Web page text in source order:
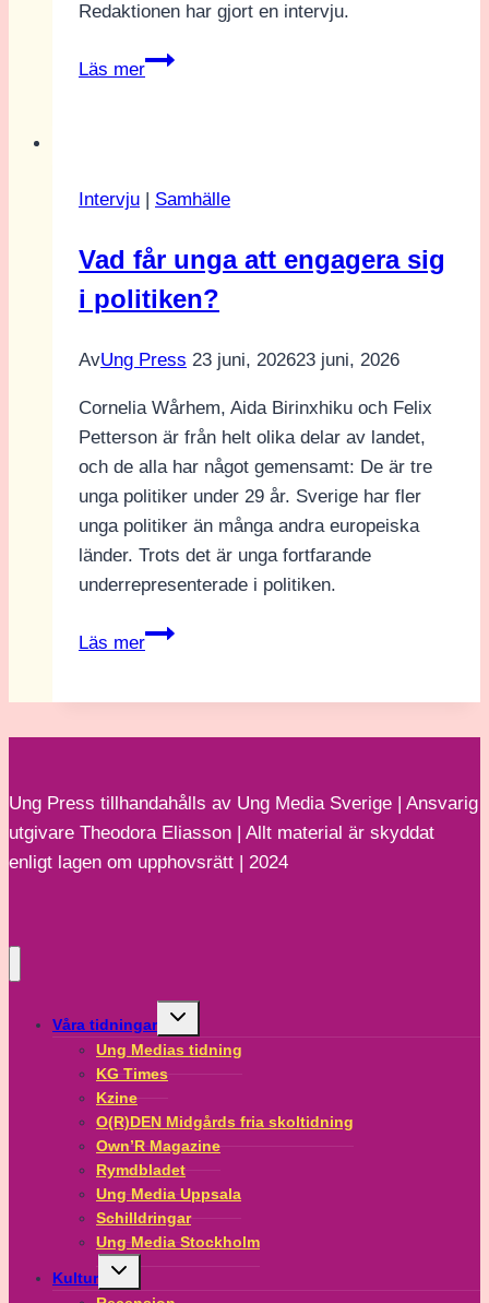
Redaktionen har gjort en intervju.
Läs mer
“Jag
något
både
fascinerar
avskräcker”:
om
Next
Gen
Democracy
Intervju Samhälle
Vad får unga att engagera sig
i politiken?
AvUng Press 23 juni, 202623 juni, 2026
Cornelia Wårhem, Aida Birinxhiku och Felix
Petterson är från helt olika delar av landet,
och de alla har något gemensamt: De är tre
unga politiker under 29 år. Sverige har fler
unga politiker än många andra europeiska
länder. Trots det är unga fortfarande
underrepresenterade i politiken.
Läs mer
Vad
i
politiken?
Ung Press tillhandahålls av Ung Media Sverige | Ansvarig
utgivare Theodora Eliasson | Allt material är skyddat
enligt lagen om upphovsrätt | 2024
Våra tidningar
Toggle
menu
Ung Medias tidning
KG Times
Kzine
O(R)DEN Midgårds fria skoltidning
Own’R Magazine
Rymdbladet
Ung Media Uppsala
Schilldringar
Ung Media Stockholm
Kultur
Toggle
menu